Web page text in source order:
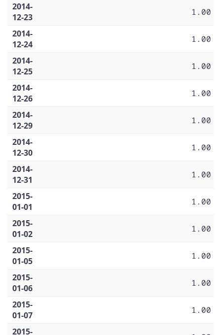
2014-
12-23
1.00
2014-
12-24
1.00
2014-
12-25
1.00
2014-
12-26
1.00
2014-
12-29
1.00
2014-
12-30
1.00
2014-
12-31
1.00
2015-
01-01
1.00
2015-
01-02
1.00
2015-
01-05
1.00
2015-
01-06
1.00
2015-
01-07
1.00
2015-